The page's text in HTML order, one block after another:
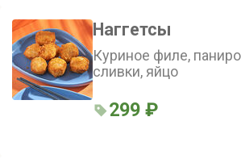
Наггетсы
Куриное филе,
сливки, яйцо
299 ₽